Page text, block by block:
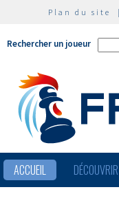
Plan du site
Rechercher un joueur
ACCUEIL DÉCOUVRIR